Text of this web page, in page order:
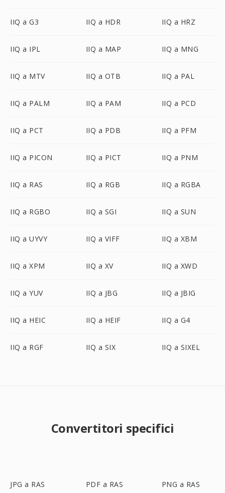
IIQ a G3 IIQ a HDR IIQ a HRZ
IIQ a IPL IIQ a MAP IIQ a MNG
IIQ a MTV IIQ a OTB IIQ a PAL
IIQ a PALM IIQ a PAM IIQ a PCD
IIQ a PCT IIQ a PDB IIQ a PFM
IIQ a PICON IIQ a PICT IIQ a PNM
IIQ a RAS IIQ a RGB IIQ a RGBA
IIQ a RGBO IIQ a SGI IIQ a SUN
IIQ a UYVY IIQ a VIFF IIQ a XBM
IIQ a XPM IIQ a XV IIQ a XWD
IIQ a YUV IIQ a JBG IIQ a JBIG
IIQ a HEIC IIQ a HEIF IIQ a G4
IIQ a RGF IIQ a SIX IIQ a SIXEL
Convertitori specifici
JPG a RAS PDF a RAS PNG a RAS